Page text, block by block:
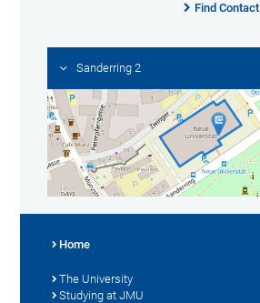
Find Contact
Sanderring 2
Home
The University
Studying at JMU